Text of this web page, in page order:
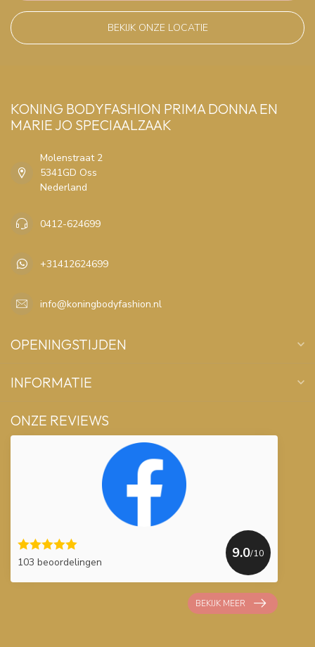
BEKIJK ONZE LOCATIE
KONING BODYFASHION PRIMA DONNA EN
MARIE JO SPECIAALZAAK
Molenstraat 2
5341GD Oss
Nederland
0412-624699
+31412624699
info@koningbodyfashion.nl
OPENINGSTIJDEN
INFORMATIE
ONZE REVIEWS
103 beoordelingen
9.0/10
BEKIJK MEER